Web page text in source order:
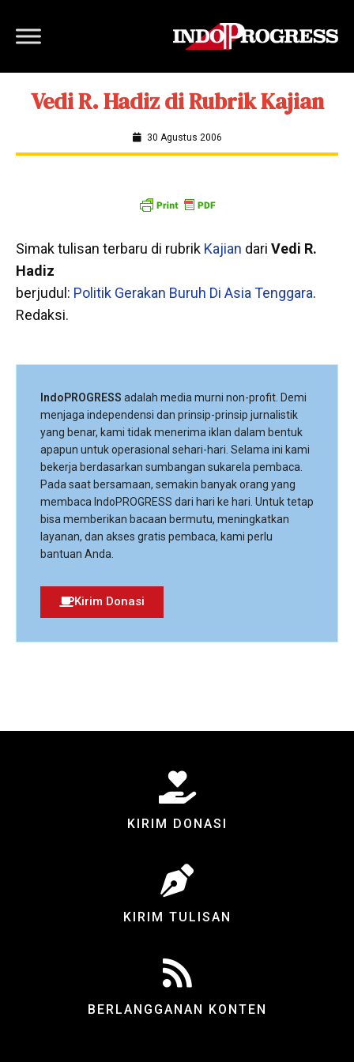
Vedi R. Hadiz di Rubrik Kajian
30 Agustus 2006
Simak tulisan terbaru di rubrik Kajian dari Vedi R.
Hadiz
berjudul: Politik Gerakan Buruh Di Asia Tenggara.
Redaksi.
IndoPROGRESS adalah media murni non-profit. Demi
menjaga independensi dan prinsip-prinsip jurnalistik
yang benar, kami tidak menerima iklan dalam bentuk
apapun untuk operasional sehari-hari. Selama ini kami
bekerja berdasarkan sumbangan sukarela pembaca.
Pada saat bersamaan, semakin banyak orang yang
membaca IndoPROGRESS dari hari ke hari. Untuk tetap
bisa memberikan bacaan bermutu, meningkatkan
layanan, dan akses gratis pembaca, kami perlu
bantuan Anda.
Kirim Donasi
KIRIM DONASI
KIRIM TULISAN
BERLANGGANAN KONTEN